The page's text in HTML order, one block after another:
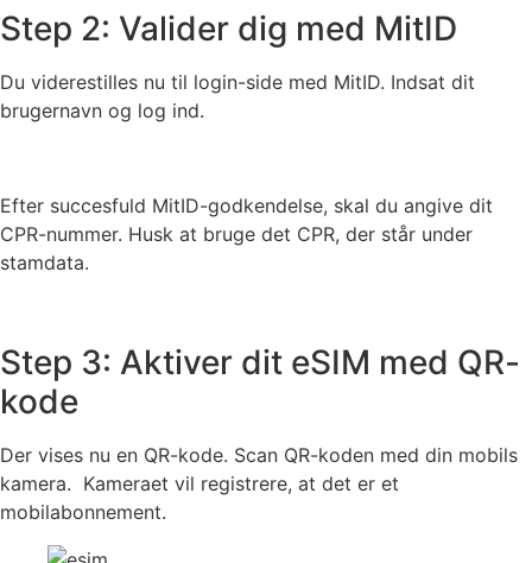
Step 2: Valider dig med MitID
Du viderestilles nu til login-side med MitID. Indsat dit
brugernavn og log ind.
Efter succesfuld MitID-godkendelse, skal du angive dit
CPR-nummer. Husk at bruge det CPR, der står under
stamdata.
Step 3: Aktiver dit eSIM med QR-
kode
Der vises nu en QR-kode. Scan QR-koden med din mobils
kamera. Kameraet vil registrere, at det er et
mobilabonnement.